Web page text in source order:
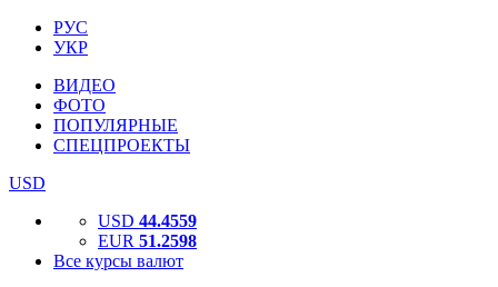
РУС
УКР
ВИДЕО
ФОТО
ПОПУЛЯРНЫЕ
СПЕЦПРОЕКТЫ
USD
USD 44.4559
EUR 51.2598
Все курсы валют